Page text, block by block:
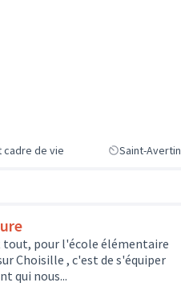
cadre de vie Saint-Avertin
tout, pour l'école élémentaire
Choisille , c'est de s'équiper
qui nous...